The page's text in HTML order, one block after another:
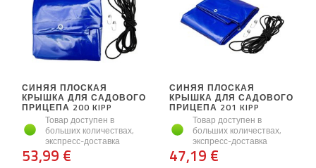
СИНЯЯ ПЛОСКАЯ
КРЫШКА ДЛЯ САДОВОГО
ПРИЦЕПА 200 KIPP
Товар доступен в
больших количествах,
экспресс-доставка
53,99 €
СИНЯЯ ПЛОСКАЯ
КРЫШКА ДЛЯ САДОВОГО
ПРИЦЕПА 201 KIPP
Товар доступен в
больших количествах,
экспресс-доставка
47,19 €